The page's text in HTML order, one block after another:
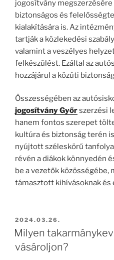
jogosítvány megszerzésére
biztonságos és
kialakítására is. Az
tartják a közlekedési
valamint a veszélyes
felkészülést. Ezáltal az
hozzájárul a közúti
Összességében az
jogosítvány Győrszerzési
hanem fontos szerepet
kultúra és biztonság terén
nyújtott széleskörű
révén a diákok könnyedén
be a vezetők közösségébe,
támasztott kihívásoknak és
BEKÜLDVE:
2024.03.26.
Milyen
vásároljon?